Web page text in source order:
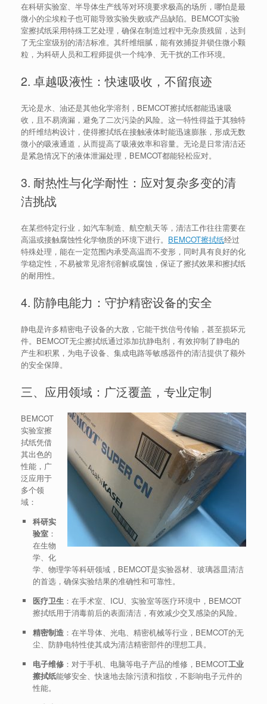
在科研实验室、半导体生产线等对环境要求极高的场所，哪怕是最
微小的尘埃粒子也可能导致实验失败或产品缺陷。BEMCOT实验
室擦拭纸采用特殊工艺处理，确保在制造过程中无杂质残留，达到
了无尘室级别的清洁标准。其纤维细腻，能有效捕捉并锁住微小颗
粒，为科研人员和工程师提供一个纯净、无干扰的工作环境。
2. 卓越吸液性：快速吸收，不留痕迹
无论是水、油还是其他化学溶剂，BEMCOT擦拭纸都能迅速吸
收，且不易滴漏，避免了二次污染的风险。这一特性得益于其独特
的纤维结构设计，使得擦拭纸在接触液体时能迅速膨胀，形成无数
微小的吸液通道，从而提高了吸液效率和容量。无论是日常清洁还
是紧急情况下的液体泄漏处理，BEMCOT都能轻松应对。
3. 耐热性与化学耐性：应对复杂多变的清
洁挑战
在某些特定行业，如汽车制造、航空航天等，清洁工作往往需要在
高温或接触腐蚀性化学物质的环境下进行。 BEMCOT擦拭纸经过
特殊处理，能在一定范围内承受高温而不变形，同时具有良好的化
学稳定性，不易被常见溶剂溶解或腐蚀，保证了擦拭效果和擦拭纸
的耐用性。
4. 防静电能力：守护精密设备的安全
静电是许多精密电子设备的大敌，它能干扰信号传输，甚至损坏元
件。BEMCOT无尘擦拭纸通过添加抗静电剂，有效抑制了静电的
产生和积累，为电子设备、集成电路等敏感器件的清洁提供了额外
的安全保障。
三、应用领域：广泛覆盖，专业定制
BEMCOT
实验室擦
拭纸凭借
其出色的
性能，广
泛应用于
多个领
域：
科研实
验室：
在生物
学、化
学、物理学等科研领域，BEMCOT是实验器材、玻璃器皿清洁
的首选，确保实验结果的准确性和可靠性。
医疗卫生：在手术室、ICU、实验室等医疗环境中，BEMCOT
擦拭纸用于消毒前后的表面清洁，有效减少交叉感染的风险。
精密制造：在半导体、光电、精密机械等行业，BEMCOT的无
尘、防静电特性使其成为清洁精密部件的理想工具。
电子维修：对于手机、电脑等电子产品的维修，BEMCOT工业
擦拭纸能够安全、快速地去除污渍和指纹，不影响电子元件的
性能。